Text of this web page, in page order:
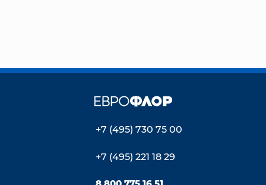
+7 (495) 730 75 00
+7 (495) 221 18 29